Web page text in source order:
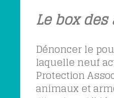
Le box
Dénoncer le
laquelle neuf
Protection
animaux et